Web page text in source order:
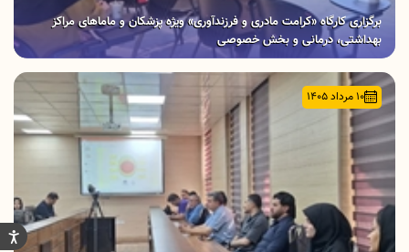
برگزاری کارگاه «کرامت مادری و فرزندآوری» ویژه پزشکان و ماماهای مراکز
بهداشتی، درمانی و بخش خصوصی
10 مرداد 1405